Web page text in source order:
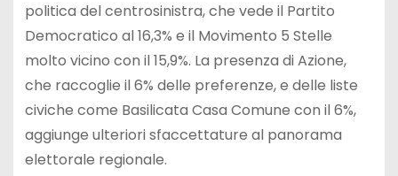
politica del centrosinistra, che vede il Partito
Democratico al 16,3% e il Movimento 5 Stelle
molto vicino con il 15,9%. La presenza di Azione,
che raccoglie il 6% delle preferenze, e delle liste
civiche come Basilicata Casa Comune con il 6%,
aggiunge ulteriori sfaccettature al panorama
elettorale regionale.